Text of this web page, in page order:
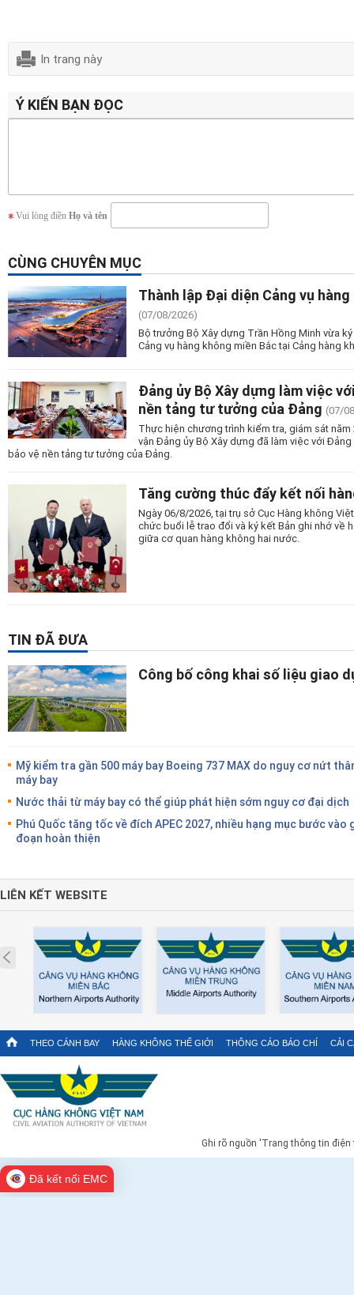
In trang này
Ý KIẾN BẠN ĐỌC
Vui lòng điền Họ và tên
CÙNG CHUYÊN MỤC
Thành lập Đại diện Cảng vụ
(07/08/2026)
Bộ trưởng Bộ Xây dựng Trần Hồng Minh vừa
Cảng vụ hàng không miền Bắc tại Cảng hàng
Đảng ủy Bộ Xây dựng làm việc
nền tảng tư tưởng của Đảng (07/
Thực hiện chương trình kiểm tra, giám sát
vận Đảng ủy Bộ Xây dựng đã làm việc với
bảo vệ nền tảng tư tưởng của Đảng.
Tăng cường thúc đẩy kết nối
Ngày 06/8/2026, tại trụ sở Cục Hàng không
chức buổi lễ trao đổi và ký kết Bản ghi nhớ về
giữa cơ quan hàng không hai nước.
TIN ĐÃ ĐƯA
Công bố công khai số liệu giao
Mỹ kiểm tra gần 500 máy bay Boeing 737 MAX do nguy cơ nứt
máy bay
Nước thải từ máy bay có thể giúp phát hiện sớm nguy cơ đại dịch
Phú Quốc tăng tốc về đích APEC 2027, nhiều hạng mục bước vào
đoạn hoàn thiện
LIÊN KẾT WEBSITE
Prev
THEO CÁNH BAY HÀNG KHÔNG THẾ GIỚI THÔNG CÁO BÁO CHÍ CẢI
Ghi rõ nguồn 'Trang thông tin
Đã kết nối EMC